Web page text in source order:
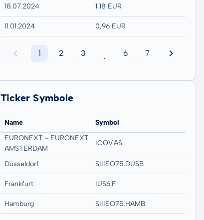
18.07.2024 1,18 EUR
11.01.2024 0,96 EUR
1 2 3 ... 6 7
Ticker Symbole
Name
Symbol
EURONEXT - EURONEXT
AMSTERDAM
ICOV.AS
Düsseldorf SIIIEO75.DUSB
Frankfurt IUS6.F
Hamburg SIIIEO75.HAMB